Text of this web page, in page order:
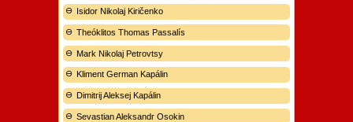
Isidor Nikolaj Kiričenko
Theóklitos Thomas Passalís
Mark Nikolaj Petrovtsy
Kliment German Kapálin
Dimitrij Aleksej Kapálin
Sevastian Aleksandr Osokin